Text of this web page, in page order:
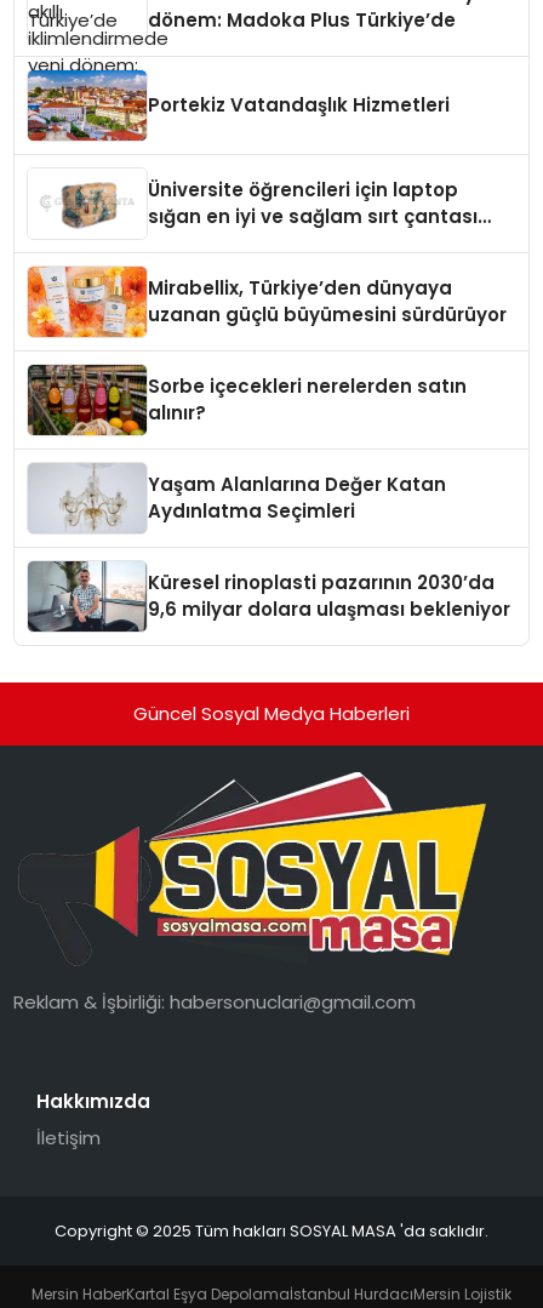
dönem: Madoka Plus Türkiye’de
Portekiz Vatandaşlık Hizmetleri
Üniversite öğrencileri için laptop
sığan en iyi ve sağlam sırt çantası
Mirabellix, Türkiye’den dünyaya
uzanan güçlü büyümesini sürdürüyor
Sorbe içecekleri nerelerden satın
alınır?
Yaşam Alanlarına Değer Katan
Aydınlatma Seçimleri
Küresel rinoplasti pazarının 2030’da
9,6 milyar dolara ulaşması bekleniyor
Güncel Sosyal Medya Haberleri
Reklam & İşbirliği:habersonuclari@gmail.com
Hakkımızda
İletişim
Copyright © 2025 Tüm hakları SOSYAL MASA 'da saklıdır.
Mersin HaberKartal Eşya Depolamaİstanbul HurdacıMersin Lojistik